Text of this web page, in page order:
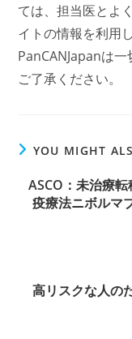
ては、担当医とよ
イトの情報を利用
PanCANJapanは
ご了承ください。
YOU MIGHT
ASCO：未治療
疫療法ニボルマ
高リスクな人の